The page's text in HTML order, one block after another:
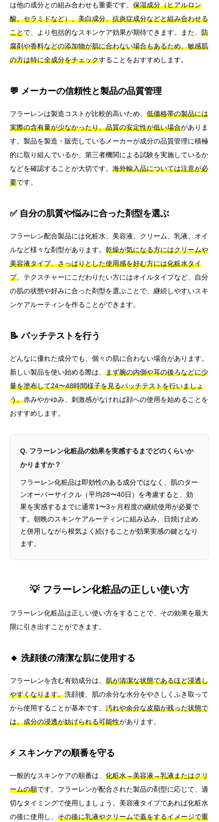
は他の成分との組み合わせも重要です。 保湿成分（ヒアルロン
酸、セラミドなど）、美白成分、抗炎症成分などと組み合わせる
ことで、より包括的なスキンケア効果が期待できます。また、 防
腐剤や香料などの添加物が肌に合わない場合もあるため、敏感肌
の方は特に全成分をチェックすることをおすすめします。
💬 メーカーの信頼性と製品の品質管理
フラーレンは製造コストが比較的高いため、 低価格帯の製品には
実際の含有量が少なかったり、品質の安定性が低い場合がありま
す。製品を製造・販売しているメーカーが成分の品質管理に積極
的に取り組んでいるか、第三者機関による試験を実施しているか
などを確認することが大切です。 海外輸入品については注意が必
要です。
✅ 自分の肌質や悩みに合った剤型を選ぶ
フラーレン配合製品には化粧水、美容液、クリーム、乳液、オイ
ルなど様々な剤型があります。 乾燥が気になる方にはクリームや
美容液タイプ、さっぱりとした使用感を好む方には化粧水タイ
プ、テクスチャーにこだわりたい方にはオイルタイプなど、自分
の肌の状態や好みに合った剤型を選ぶことで、継続しやすいスキ
ンケアルーティンを作ることができます。
📝 パッチテストを行う
どんなに優れた成分でも、個々の肌に合わない場合があります。
新しい製品を使い始める際は、 まず腕の内側や耳の後ろなどに少
量を塗布して24〜48時間様子を見るパッチテストを行いましょ
う。赤みやかゆみ、刺激感がなければ顔への使用を始めることを
おすすめします。
Q. フラーレン化粧品の効果を実感するまでどのくらいか
かりますか？
フラーレン化粧品は即効性のある成分ではなく、肌のター
ンオーバーサイクル（平均28〜40日）を考慮すると、効
果を実感するまでに通常1〜3ヶ月程度の継続使用が必要で
す。朝晩のスキンケアルーティンに組み込み、日焼け止め
と併用しながら根気よく続けることが効果実感の鍵となり
ます。
💡 フラーレン化粧品の正しい使い方
フラーレン化粧品は正しい使い方をすることで、その効果を最大
限に引き出すことができます。
🔸 洗顔後の清潔な肌に使用する
フラーレンを含む有効成分は、 肌が清潔な状態であるほど浸透し
やすくなります。洗顔後、肌の余分な水分をやさしくふき取って
から使用することが基本です。 汚れや余分な皮脂が残った状態で
は、成分の浸透が妨げられる可能性があります。
⚡ スキンケアの順番を守る
一般的なスキンケアの順番は、 化粧水→美容液→乳液またはクリ
ームの順です。フラーレンが配合された製品の剤型に応じて、適
切なタイミングで使用しましょう。美容液タイプであれば化粧水
の後に使用し、 その後に乳液やクリームで蓋をするイメージで重